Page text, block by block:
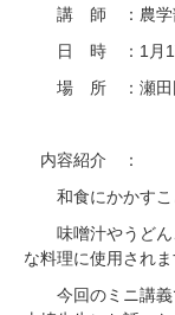
講 師 ：農学
日 時 ： 1 月
場 所 ：瀬田
内容紹介 ：
和食にかかすこ
味噌汁やうどん
な料理に使用されま
今回のミニ講義